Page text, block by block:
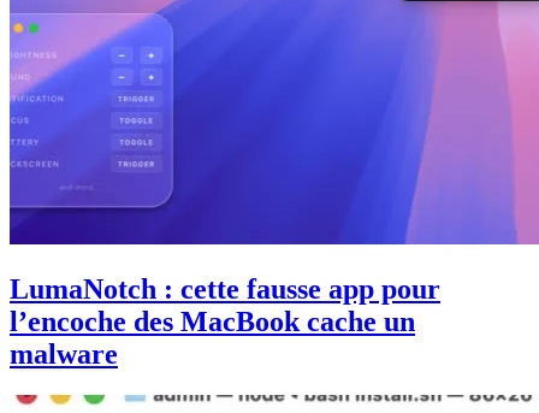
LumaNotch : cette fausse app pour
l’encoche des MacBook cache un
malware